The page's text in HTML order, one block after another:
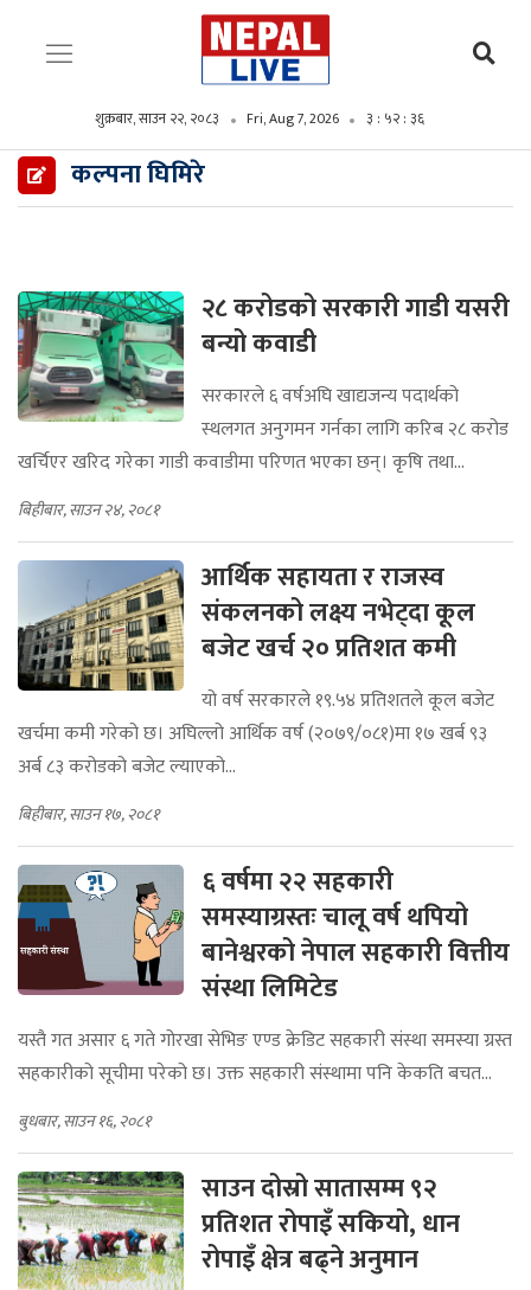
शुक्रबार, साउन २२, २०८३ Fri, Aug 7, 2026 ३ : ५२ : ३७
कल्पना घिमिरे
२८ करोडको सरकारी गाडी यसरी
बन्यो कवाडी
सरकारले ६ वर्षअघि खाद्यजन्य पदार्थको
स्थलगत अनुगमन गर्नका लागि करिब २८ करोड
खर्चिएर खरिद गरेका गाडी कवाडीमा परिणत भएका छन्। कृषि तथा...
बिहीबार, साउन २४, २०८१
आर्थिक सहायता र राजस्व
संकलनको लक्ष्य नभेट्दा कूल
बजेट खर्च २० प्रतिशत कमी
यो वर्ष सरकारले १९.५४ प्रतिशतले कूल बजेट
खर्चमा कमी गरेको छ। अघिल्लो आर्थिक वर्ष (२०७९/०८१)मा १७ खर्ब ९३
अर्ब ८३ करोडको बजेट ल्याएको...
बिहीबार, साउन १७, २०८१
६ वर्षमा २२ सहकारी
समस्याग्रस्तः चालू वर्ष थपियो
बानेश्वरको नेपाल सहकारी वित्तीय
संस्था लिमिटेड
यस्तै गत असार ६ गते गोरखा सेभिङ एण्ड क्रेडिट सहकारी संस्था समस्या ग्रस्त
सहकारीको सूचीमा परेको छ। उक्त सहकारी संस्थामा पनि केकति बचत...
बुधबार, साउन १६, २०८१
साउन दोस्रो सातासम्म ९२
प्रतिशत रोपाइँ सकियो, धान
रोपाइँ क्षेत्र बढ्ने अनुमान